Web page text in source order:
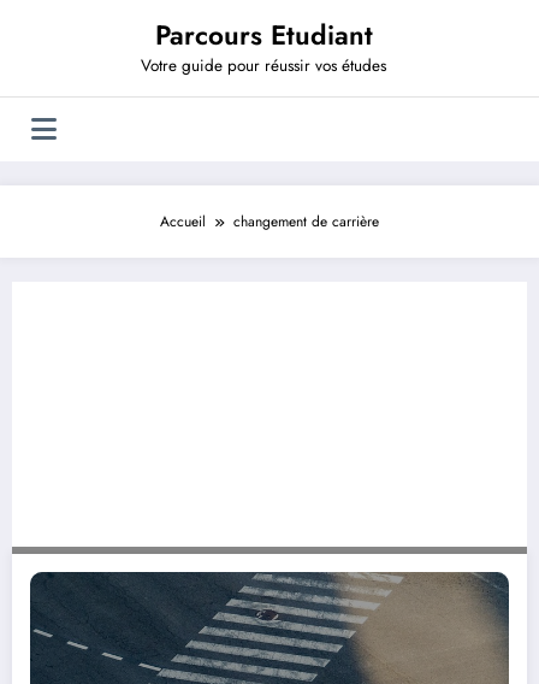
Parcours Etudiant
Votre guide pour réussir vos études
Accueil changement de carrière
Reconversion professionnelle : guide pour réussir votre transition de carrière